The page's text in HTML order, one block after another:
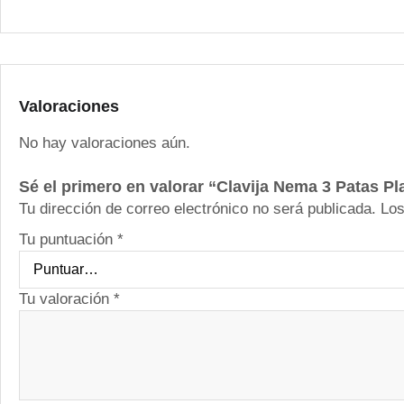
Valoraciones
No hay valoraciones aún.
Sé el primero en valorar “Clavija Nema 3 Patas
Tu dirección de correo electrónico no será publicada.
Tu puntuación *
Tu valoración *